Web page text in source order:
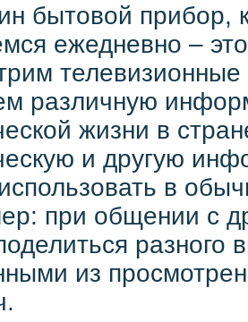
бытовой прибор,
ежедневно –
телевизионные
различную
жизни в
и другую
в
при общении с
разного
из